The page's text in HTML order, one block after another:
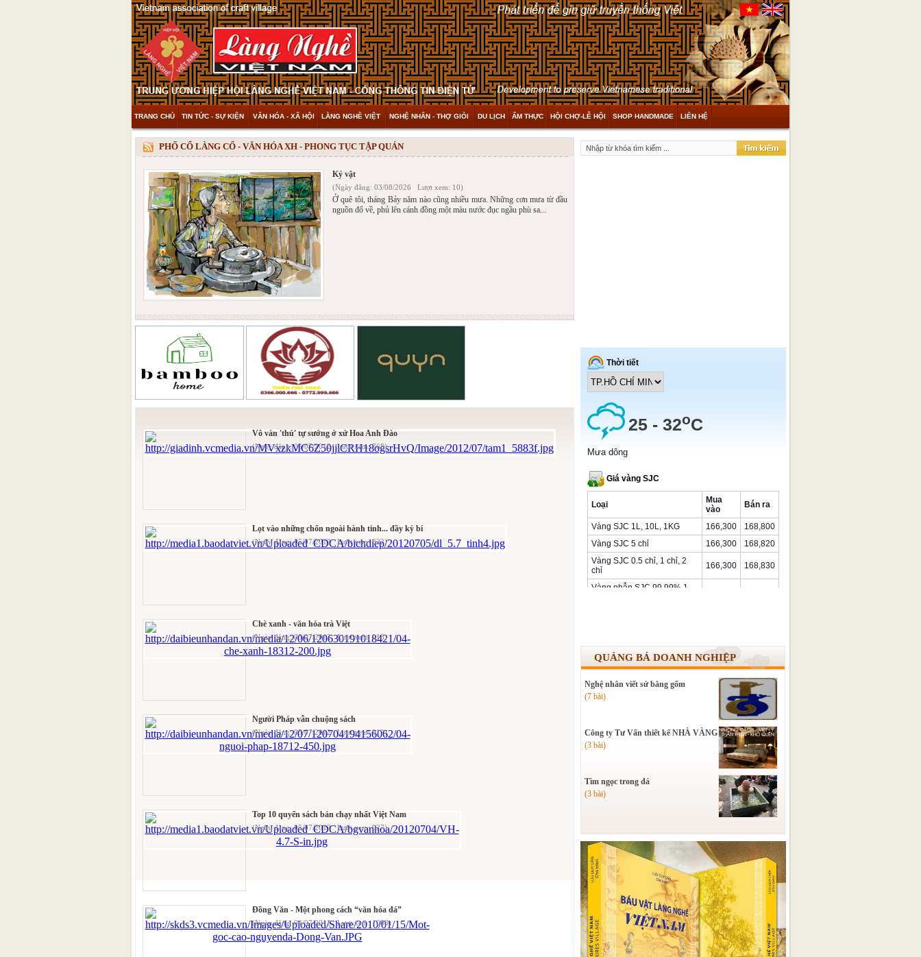
TRANG CHỦ TIN TỨC - SỰ KIỆN VĂN HÓA - XÃ HỘI LÀNG NGHỀ VIỆT NGHỆ NHÂN - THỢ GIỎI DU LỊCH ẨM THỰC HỘI CHỢ-LỄ HỘI SHOP HANDMADE LIÊN HỆ
THAM KHẢO & KHÁM PHÁ VIDEO
PHỐ CỔ LÀNG CỔ - VĂN HÓA XH - PHONG TỤC TẬP QUÁN
Kỷ vật
(Ngày đăng: 03/08/2026 Lượt xem: 10)
Ở quê tôi, tháng Bảy năm nào cũng nhiều mưa. Những cơn mưa từ đầu
nguồn đổ về, phủ lên cánh đồng một màu nước đục ngầu phù sa...
Vô vàn 'thú' tự sướng ở xứ Hoa Anh Đào
(Ngày đăng: 05/07/2012 Lượt xem: 768)
Lọt vào những chốn ngoài hành tinh... đầy kỳ bí
(Ngày đăng: 05/07/2012 Lượt xem: 822)
Chè xanh - văn hóa trà Việt
(Ngày đăng: 05/07/2012 Lượt xem: 918)
Người Pháp vẫn chuộng sách
(Ngày đăng: 05/07/2012 Lượt xem: 912)
Top 10 quyển sách bán chạy nhất Việt Nam
(Ngày đăng: 05/07/2012 Lượt xem: 927)
Đồng Văn - Một phong cách “văn hóa đá”
(Ngày đăng: 04/07/2012 Lượt xem: 1008)
QUẢNG BÁ DOANH NGHIỆP
Nghệ nhân viết sử bằng gốm
(7 bài)
Công ty Tư Vấn thiết kế NHÀ VÀNG
(3 bài)
Tìm ngọc trong đá
(3 bài)